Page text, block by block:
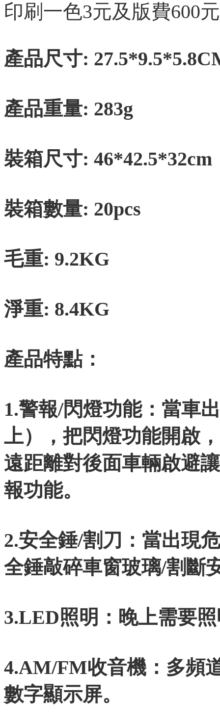
印刷一色3元及版費600
產品尺寸:
產品重量: 283g
裝箱尺寸: 46*42.5*32cm
裝箱數量: 20pcs
毛重: 9.2KG
淨重: 8.4KG
產品特點：
1.警報/閃燈功能：當車
上），把閃燈功能開啟
遠距離對後面車輛啟避
報功能。
2.安全錘/割刀：當出現
全錘敲碎車窗玻璃/割斷
3.LED照明：晚上需要
4.AM/FM收音機：多頻
數字顯示屏。